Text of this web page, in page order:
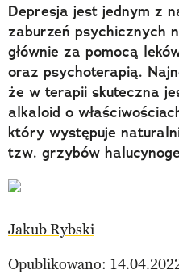
Depresja jest jednym z
zaburzeń psychicznych
głównie za pomocą
oraz psychoterapią.
że w terapii skuteczna
alkaloid o
który występuje
tzw. grzybów
Jakub Rybski
Opublikowano: